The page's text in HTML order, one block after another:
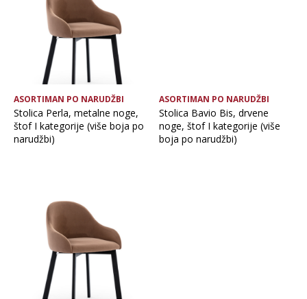
ASORTIMAN PO NARUDŽBI
Stolica Perla, metalne noge,
štof I kategorije (više boja po
narudžbi)
ASORTIMAN PO NARUDŽBI
Stolica Bavio Bis, drvene
noge, štof I kategorije (više
boja po narudžbi)